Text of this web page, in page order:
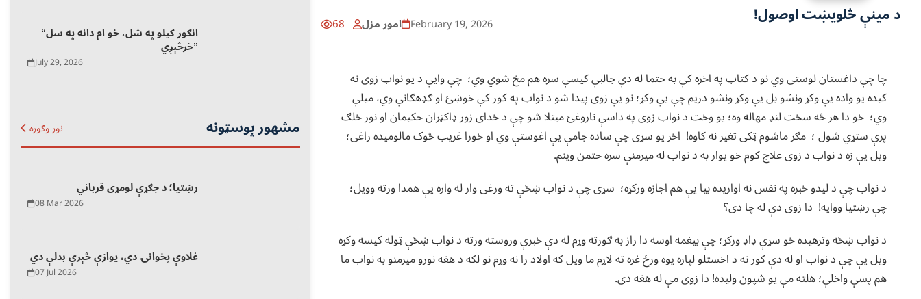
د مینې څلویښت اوصول! 68 امور مزل February 19, 2026
چا چې داغستان لوستی وي نو د کتاب په اخره کې به حتما له دې جالبې کیسې سره هم مخ شوي وي؛ چې وایې د یو نواب زوی نه
کیده یو واده یې وکړ ونشو بل یې وکړ ونشو دریم چې یې وکړ؛ نو یې زوی پیدا شو د نواب په کور کې خوښئ او ګډهګانې وي، میلې
وي؛ خو دا هر څه سخت لنډ مهاله وه؛ یو وخت د نواب زوی په داسې ناروغئ مبتلا شو چې د خدای زور ډاکټران حکیمان او نور خلګ
پرې ستړي شول ؛ مګر ماشوم ټکی تغیر نه کاوه! اخر یو سړی چې ساده جامې یې اغوستې وي او خورا غریب څوک مالومیده راغی؛
ویل یې زه د نواب د زوی علاج کوم خو یوار به د نواب له میرمنې سره حتمن وینم.
د نواب چې د لیدو خبره په نفس نه اواریده بیا یې هم اجازه ورکړه؛ سړی چې د نواب ښځې ته ورغی وار له واره یې همدا ورته وویل؛
چې رښتیا ووایه! دا زوی دې له چا دی؟
د نواب ښځه وترهیده خو سړې ډاډ ورکړ؛ چې بیغمه اوسه دا راز به ګورته وړم له دې خبرې وروسته ورته د نواب ښځې ټوله کیسه وکړه
ویل یې چې د نواب او له دې کور نه د اخستلو لپاره یوه ورځ غره ته لاړم ما ویل که اولاد را نه وړم نو لکه د هغه نورو میرمنو به نواب ما
هم پسې واخلې؛ هلته مې یو شپون ولیده! دا زوی مې له هغه دی.
“انګور کیلو په شل، خو ام دانه په سل
خرڅېږي”
July 29, 2026
مشهور پوسټونه نور وګوره
رښتیا؛ د جګړې لومړی قرباني
08 Mar 2026
غلاوې پخوانۍ دي، یوازې څېرې بدلې دي
07 Jul 2026